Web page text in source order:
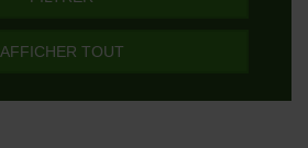
AFFICHER TOUT